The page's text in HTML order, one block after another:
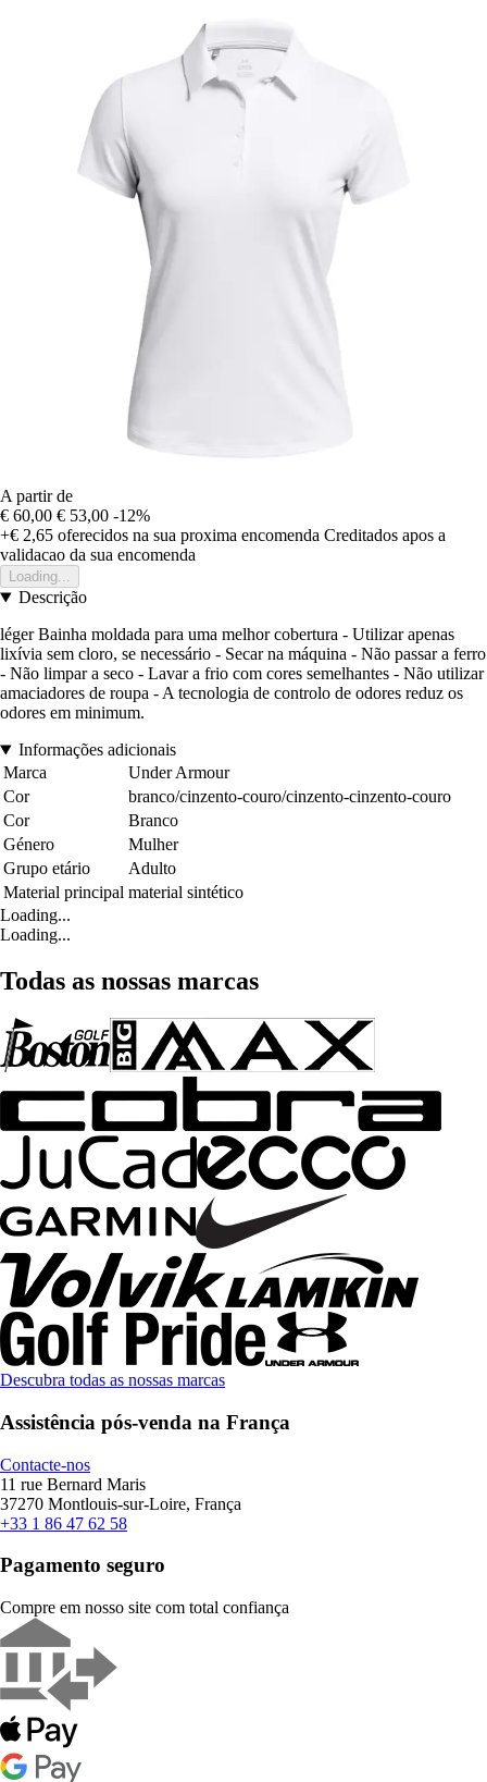
A partir de
€ 60,00 € 53,00 -12%
+€ 2,65 oferecidos na sua proxima encomenda Creditados apos a
validacao da sua encomenda
Loading...
Descrição
léger Bainha moldada para uma melhor cobertura - Utilizar apenas
lixívia sem cloro, se necessário - Secar na máquina - Não passar a ferro
- Não limpar a seco - Lavar a frio com cores semelhantes - Não utilizar
amaciadores de roupa - A tecnologia de controlo de odores reduz os
odores em minimum.
Informações adicionais
Marca
Under Armour
Cor
branco/cinzento-couro/cinzento-cinzento-couro
Cor
Branco
Género
Mulher
Grupo etário
Adulto
Material principal material sintético
Loading...
Loading...
Todas as nossas marcas
Descubra todas as nossas marcas
Assistência pós-venda na França
Contacte-nos
11 rue Bernard Maris
37270 Montlouis-sur-Loire, França
+33 1 86 47 62 58
Pagamento seguro
Compre em nosso site com total confiança